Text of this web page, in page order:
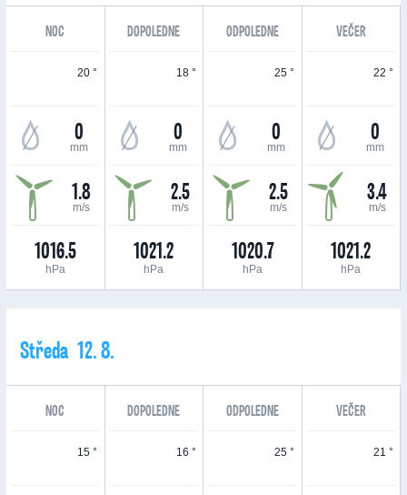
NOC DOPOLEDNE ODPOLEDNE VEČER
20 °
0
mm
1.8
m/s
1016.5
hPa
18 °
0
mm
2.5
m/s
1021.2
hPa
25 °
0
mm
2.5
m/s
1020.7
hPa
22 °
0
mm
3.4
m/s
1021.2
hPa
Středa 12. 8.
NOC DOPOLEDNE ODPOLEDNE VEČER
15 ° 16 ° 25 ° 21 °